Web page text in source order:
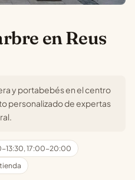
en Reus
y portabebés en el centro
personalizado de expertas
13:30, 17:00-20:00